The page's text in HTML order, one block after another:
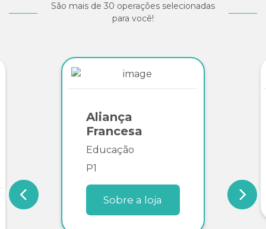
São mais de 30 operações selecionadas
para você!
Aliança
Francesa
Educação
P1
Sobre a loja